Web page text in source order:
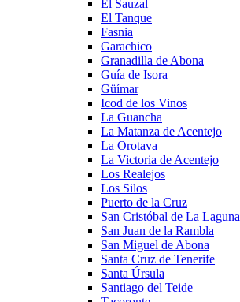
El Sauzal
El Tanque
Fasnia
Garachico
Granadilla de Abona
Guía de Isora
Güímar
Icod de los Vinos
La Guancha
La Matanza de Acentejo
La Orotava
La Victoria de Acentejo
Los Realejos
Los Silos
Puerto de la Cruz
San Cristóbal de La Laguna
San Juan de la Rambla
San Miguel de Abona
Santa Cruz de Tenerife
Santa Úrsula
Santiago del Teide